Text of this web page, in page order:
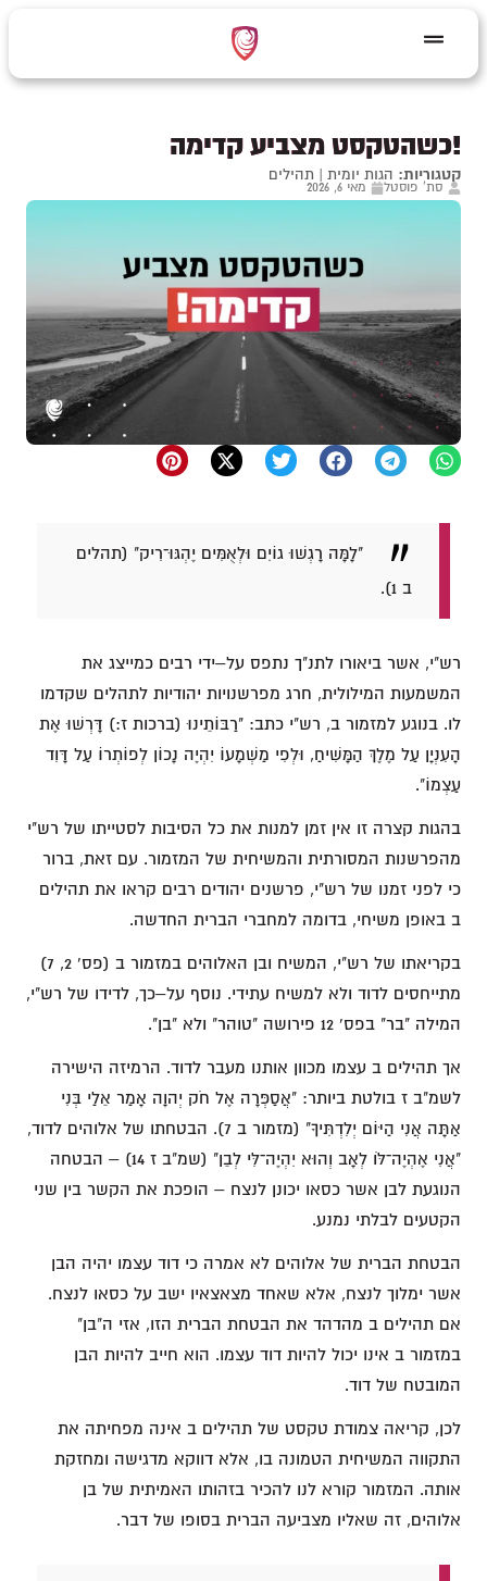
!כשהטקסט מצביע קדימה
קטגוריות: הגות יומית | תהילים
סת' פוסטל מאי 6, 2026
"לָמָּה רָגְשׁוּ גוֹיִם וּלְאֻמִּים יֶהְגּוּ־רִיק" (תהלים
ב 1).
רש"י, אשר ביאורו לתנ"ך נתפס על–ידי רבים כמייצג את
המשמעות המילולית, חרג מפרשנויות יהודיות לתהלים שקדמו
לו. בנוגע למזמור ב, רש"י כתב: "רַבּוֹתֵינוּ (ברכות ז:) דָּרְשׁוּ אֶת
הָעִנְיָן עַל מֶלֶךְ הַמָּשִׁיחַ, וּלְפִי מַשְׁמָעוֹ יִהְיֶה נָכוֹן לְפוֹתְרוֹ עַל דָּוִד
עַצְמוֹ".
בהגות קצרה זו אין זמן למנות את כל הסיבות לסטייתו של רש"י
מהפרשנות המסורתית והמשיחית של המזמור. עם זאת, ברור
כי לפני זמנו של רש"י, פרשנים יהודים רבים קראו את תהילים
ב באופן משיחי, בדומה למחברי הברית החדשה.
בקריאתו של רש"י, המשיח ובן האלוהים במזמור ב (פס' 2, 7)
מתייחסים לדוד ולא למשיח עתידי. נוסף על–כך, לדידו של רש"י,
המילה "בר" בפס' 12 פירושה "טוהר" ולא "בן".
אך תהילים ב עצמו מכוון אותנו מעבר לדוד. הרמיזה הישירה
לשמ"ב ז בולטת ביותר: "אֲסַפְּרָה אֶל חֹק יְהוָה אָמַר אֵלַי בְּנִי
אַתָּה אֲנִי הַיּוֹם יְלִדְתִּיךָ" (מזמור ב 7). הבטחתו של אלוהים לדוד,
"אֲנִי אֶהְיֶה־לֹּו לְאָב וְהוּא יִהְיֶה־לִּי לְבֵן" (שמ"ב ז 14) – הבטחה
הנוגעת לבן אשר כסאו יכונן לנצח – הופכת את הקשר בין שני
הקטעים לבלתי נמנע.
הבטחת הברית של אלוהים לא אמרה כי דוד עצמו יהיה הבן
אשר ימלוך לנצח, אלא שאחד מצאצאיו ישב על כסאו לנצח.
אם תהילים ב מהדהד את הבטחת הברית הזו, אזי ה"בן"
במזמור ב אינו יכול להיות דוד עצמו. הוא חייב להיות הבן
המובטח של דוד.
לכן, קריאה צמודת טקסט של תהילים ב אינה מפחיתה את
התקווה המשיחית הטמונה בו, אלא דווקא מדגישה ומחזקת
אותה. המזמור קורא לנו להכיר בזהותו האמיתית של בן
אלוהים, זה שאליו מצביעה הברית בסופו של דבר.